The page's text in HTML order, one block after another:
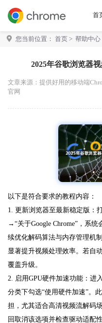
首
您当前位置： 首页 > 帮助中心
2025年谷歌浏览器
文章来源： 提供好用的移动端
官网
以下是符合要求的教程内容：
1. 更新浏览器至最新稳定版：
→“关于Google Chrome”，系
续优化解码算法与内存管理机
显著提升视频处理效率。若自
覆盖升级。
2. 启用GPU硬件加速功能：进
分类下勾选“使用硬件加速”。
担，尤其适合高清视频流解码
回取消该选项并检查驱动适配性